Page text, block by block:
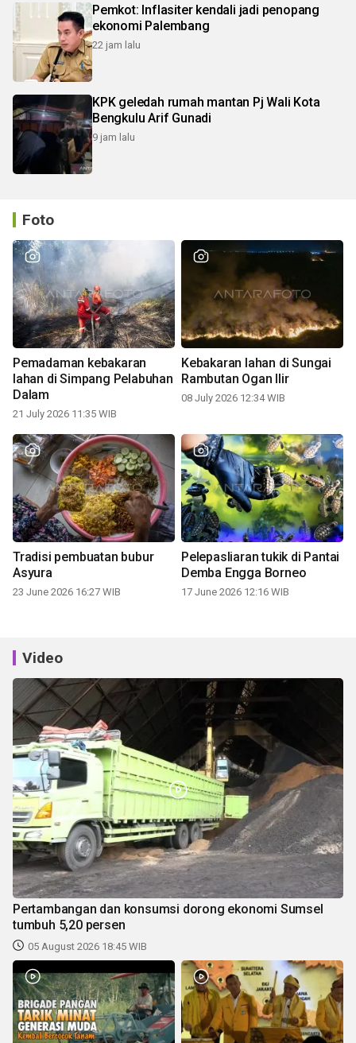
Pemkot: Inflasiter kendali jadi penopang
ekonomi Palembang
22 jam lalu
KPK geledah rumah mantan Pj Wali Kota
Bengkulu Arif Gunadi
9 jam lalu
Foto
Pemadaman kebakaran
lahan di Simpang Pelabuhan
Dalam
21 July 2026 11:35 WIB
Kebakaran lahan di Sungai
Rambutan Ogan Ilir
08 July 2026 12:34 WIB
Tradisi pembuatan bubur
Asyura
23 June 2026 16:27 WIB
Pelepasliaran tukik di Pantai
Demba Engga Borneo
17 June 2026 12:16 WIB
Video
Pertambangan dan konsumsi dorong ekonomi Sumsel
tumbuh 5,20 persen
05 August 2026 18:45 WIB